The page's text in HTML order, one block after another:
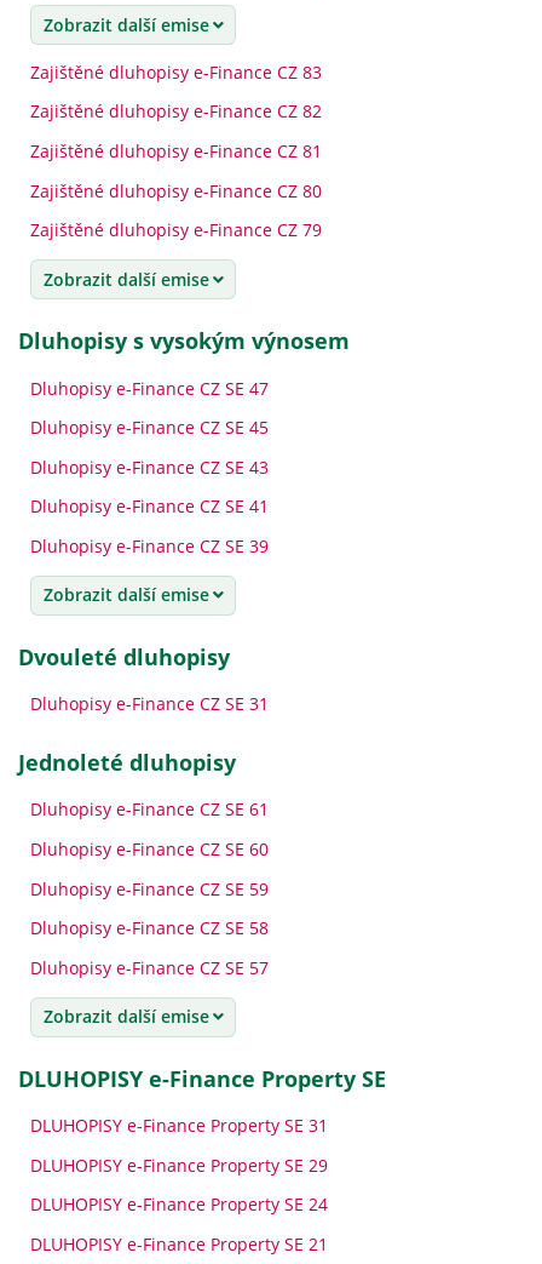
Zobrazit další emise
Zajištěné dluhopisy e-Finance CZ 83
Zajištěné dluhopisy e-Finance CZ 82
Zajištěné dluhopisy e-Finance CZ 81
Zajištěné dluhopisy e-Finance CZ 80
Zajištěné dluhopisy e-Finance CZ 79
Zobrazit další emise
dluhopisy s vysokým výnosem
Dluhopisy e-Finance CZ SE 47
Dluhopisy e-Finance CZ SE 45
Dluhopisy e-Finance CZ SE 43
Dluhopisy e-Finance CZ SE 41
Dluhopisy e-Finance CZ SE 39
Zobrazit další emise
dvouleté dluhopisy
Dluhopisy e-Finance CZ SE 31
jednoleté dluhopisy
Dluhopisy e-Finance CZ SE 61
Dluhopisy e-Finance CZ SE 60
Dluhopisy e-Finance CZ SE 59
Dluhopisy e-Finance CZ SE 58
Dluhopisy e-Finance CZ SE 57
Zobrazit další emise
DLUHOPISY e-Finance Property SE
DLUHOPISY e-Finance Property SE 31
DLUHOPISY e-Finance Property SE 29
DLUHOPISY e-Finance Property SE 24
DLUHOPISY e-Finance Property SE 21